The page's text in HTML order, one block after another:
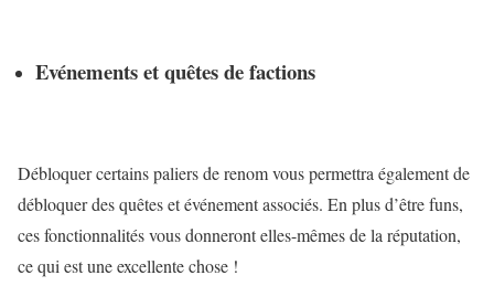
Evénements et quêtes de factions
Débloquer certains paliers de renom vous permettra également de
débloquer des quêtes et événement associés. En plus d’être funs,
ces fonctionnalités vous donneront elles-mêmes de la réputation,
ce qui est une excellente chose !